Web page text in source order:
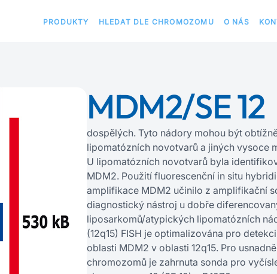
PRODUKTY HLEDAT DLE CHROMOZOMU O NÁS
MDM2/SE 12
dospělých. Tyto nádory mohou být
lipomatózních novotvarů a jiných vysoce
U lipomatózních novotvarů byla
MDM2. Použití fluorescenční in situ
amplifikace MDM2 učinilo z amplifikační
diagnostický nástroj u dobře
liposarkomů/atypických lipomatózních
(12q15) FISH je optimalizována pro
oblasti MDM2 v oblasti 12q15. Pro
chromozomů je zahrnuta sonda pro